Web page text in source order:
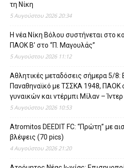
τη Νίκη
5 Αυγούστου 2026 20:34
Η νέα Νίκη Βόλου συστήνεται στο
ΠΑΟΚ Β’ στο “Π. Μαγουλάς”
5 Αυγούστου 2026 11:12
Αθλητικές μεταδόσεις σήμερα 5/8:
Παναθηναϊκό με ΤΣΣΚΑ 1948, ΠΑΟΚ
γυναικών και ντέρμπι Μίλαν – Ίντερ
5 Αυγούστου 2026 10:53
Atromitos DEEDIT FC: “Πρώτη” με
βλέψεις (70 pics)
4 Αυγούστου 2026 21:20